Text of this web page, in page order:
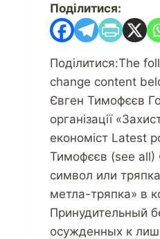
Поділитися:
Поділитися:The
change content
Євген Тимофєєв
організації
економіст Latest
Тимофєєв (see all)
символ или
метла-тряпка» в
Принудительный
осужденных к